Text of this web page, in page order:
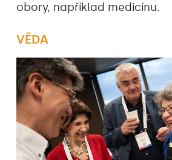
obory, například medicínu.
VĚDA